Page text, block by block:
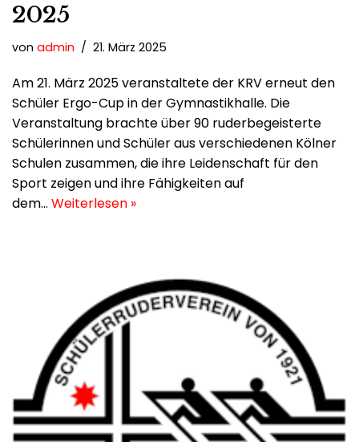
2025
von admin 21. März 2025
Am 21. März 2025 veranstaltete der KRV erneut den
Schüler Ergo-Cup in der Gymnastikhalle. Die
Veranstaltung brachte über 90 ruderbegeisterte
Schülerinnen und Schüler aus verschiedenen Kölner
Schulen zusammen, die ihre Leidenschaft für den
Sport zeigen und ihre Fähigkeiten auf
dem… Weiterlesen »